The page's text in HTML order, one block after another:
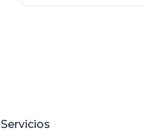
Servicios